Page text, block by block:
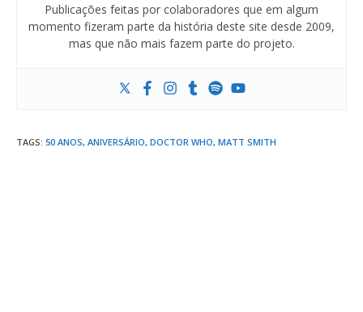
Publicações feitas por colaboradores que em algum
momento fizeram parte da história deste site desde 2009,
mas que não mais fazem parte do projeto.
TAGS: 50 ANOS, ANIVERSÁRIO, DOCTOR WHO, MATT SMITH